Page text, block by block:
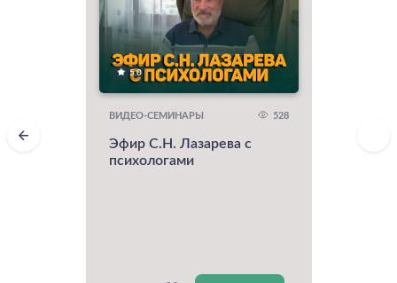
5.0
ВИДЕО-СЕМИНАРЫ 528
Эфир С.Н. Лазарева с
психологами